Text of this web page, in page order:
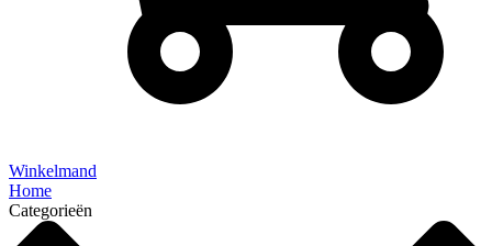
Winkelmand
Home
Categorieën